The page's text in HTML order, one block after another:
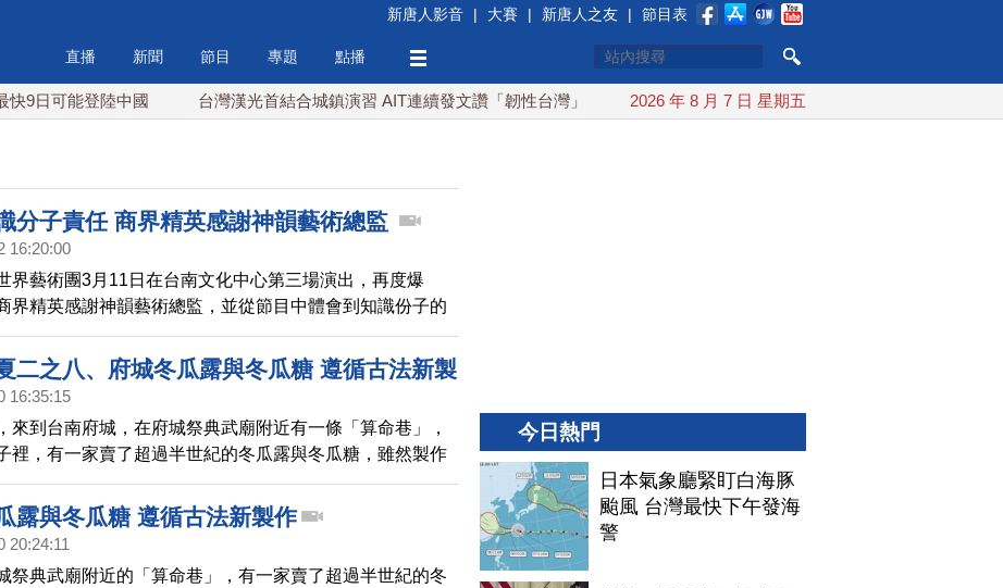
新唐人影音 | 大賽 | 新唐人之友 | 節目表
直播 新聞 節目 專題 點播
可能登陸中國 台灣漢光首結合城鎮演習 AIT連續發文讚「韌性台灣」 搞分化？美情報：普京最快今秋 試探攻擊北約盟國
2026 年 8 月 7 日 星期五
分子責任 商界精英感謝神韻藝術總監
16:20:00
界藝術團3月11日在台南文化中心第三場演出，再度爆
界精英感謝神韻藝術總監，並從節目中體會到知識份子的
二之八、府城冬瓜露與冬瓜糖 遵循古法新製
16:35:15
來到台南府城，在府城祭典武廟附近有一條「算命巷」，
裡，有一家賣了超過半世紀的冬瓜露與冬瓜糖，雖然製作
雜，不過自然的香氣卻更迷人，帶您一起來品嚐 。
露與冬瓜糖 遵循古法新製作
20:24:11
祭典武廟附近的「算命巷」，有一家賣了超過半世紀的冬
今日熱門
日本氣象廳緊盯白海豚
颱風 台灣最快下午發海
警